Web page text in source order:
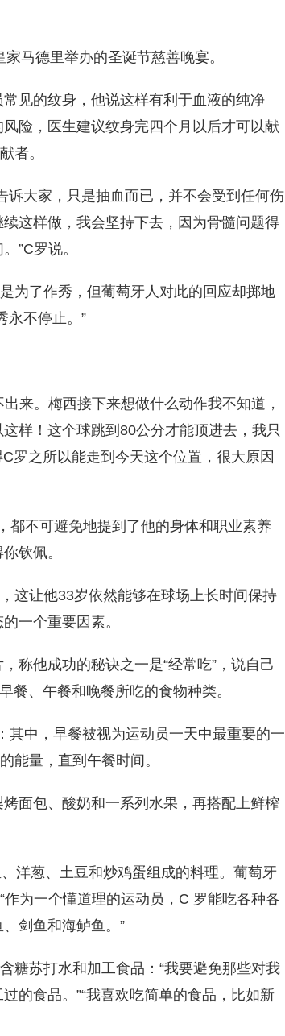
马德里举办的圣诞节慈善晚宴。
见的纹身，他说这样有利于血液的纯净
险，医生建议纹身完四个月以后才可以献
者。
诉大家，只是抽血而已，并不会受到任何伤
这样做，我会坚持下去，因为骨髓问题得
”C罗说。
为了作秀，但葡萄牙人对此的回应却掷地
永不停止。”
来。梅西接下来想做什么动作我不知道，
样！这个球跳到80公分才能顶进去，我只
之所以能走到今天这个位置，很大原因
都不可避免地提到了他的身体和职业素养
钦佩。
这让他33岁依然能够在球场上长时间保持
一个重要因素。
称他成功的秘诀之一是“经常吃”，说自己
餐、午餐和晚餐所吃的食物种类。
其中，早餐被视为运动员一天中最重要的一
能量，直到午餐时间。
面包、酸奶和一系列水果，再搭配上鲜榨
洋葱、土豆和炒鸡蛋组成的料理。葡萄牙
为一个懂道理的运动员，C 罗能吃各种各
剑鱼和海鲈鱼。”
糖苏打水和加工食品：“我要避免那些对我
的食品。”“我喜欢吃简单的食品，比如新